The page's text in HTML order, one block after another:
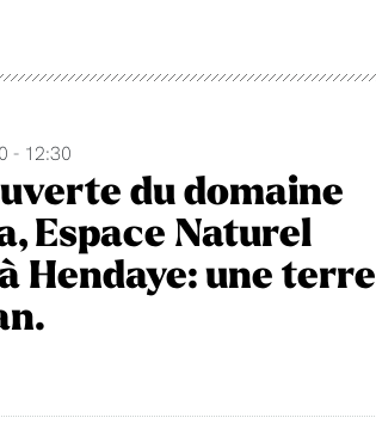
- 12:30
du domaine
Espace Naturel
Hendaye: une terre